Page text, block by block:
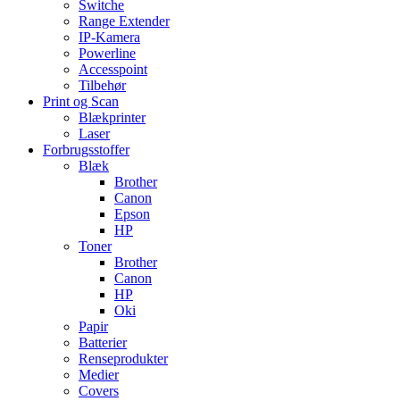
Switche
Range Extender
IP-Kamera
Powerline
Accesspoint
Tilbehør
Print og Scan
Blækprinter
Laser
Forbrugsstoffer
Blæk
Brother
Canon
Epson
HP
Toner
Brother
Canon
HP
Oki
Papir
Batterier
Renseprodukter
Medier
Covers